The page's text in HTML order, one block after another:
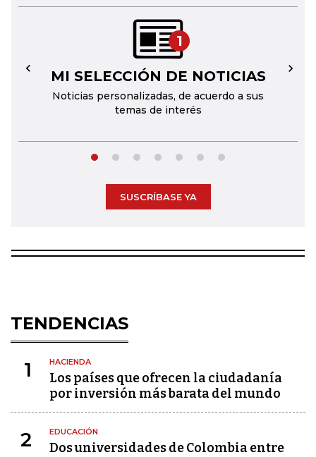
1
MI SELECCIÓN DE NOTICIAS
Noticias personalizadas, de acuerdo a sus
temas de interés
← →
SUSCRÍBASE YA
TENDENCIAS
1 HACIENDA
Los países que ofrecen la ciudadanía
por inversión más barata del mundo
2 EDUCACIÓN
Dos universidades de Colombia entre